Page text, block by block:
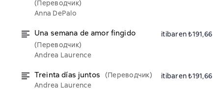
(Переводчик)
Anna DePalo
Una semana de amor fingido
(Переводчик)
Andrea Laurence
itibaren ₺191,66
Treinta días juntos
(Переводчик)
Andrea Laurence
itibaren ₺191,66